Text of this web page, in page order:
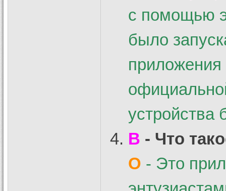
с помощью
было
устройства
В - Что
О - Это